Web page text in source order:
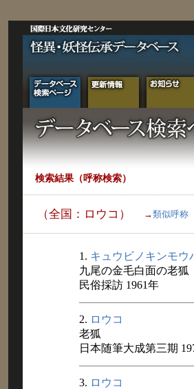
検索結果（呼称検索）
（全国：ロウコ） →類似呼称
1. キュウビノキンモウ
九尾の金毛白面の老狐
民俗採訪 1961年
2. ロウコ
老狐
日本随筆大成第三期
3. ロウコ